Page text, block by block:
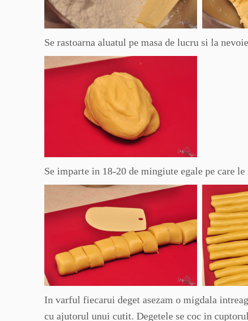
Se rastoarna aluatul pe masa de lucru si la
Se imparte in 18-20 de mingiute egale pe care
In varful fiecarui deget asezam o migdala
cu ajutorul unui cutit. Degetele se coc in